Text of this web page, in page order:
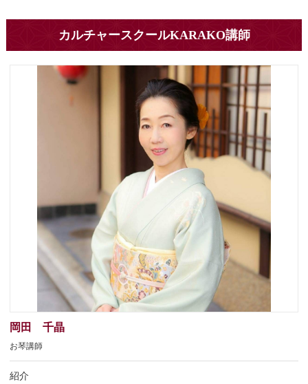
カルチャースクールKARAKO講師
岡田 千晶
お琴講師
紹介